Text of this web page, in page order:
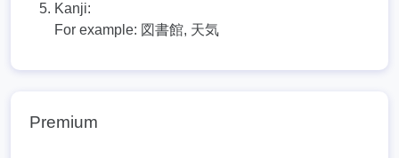
Kanji:
For example: 図書館, 天気
Premium